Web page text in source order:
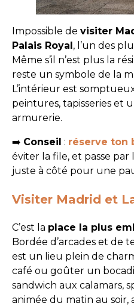
Impossible de visiter
Palais Royal, l’un des
Même s’il n’est plus la
reste un symbole de la
L’intérieur est
peintures, tapisseries et
armurerie.
➡️ Conseil : réserve ton
éviter la file, et passe par
juste à côté pour une
Visiter Madrid et
C’est la place la plus
Bordée d’arcades et de
est un lieu plein de
café ou goûter un
sandwich aux calamars,
animée du matin au soir,